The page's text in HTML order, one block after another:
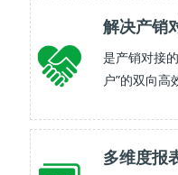
解决产销
是产销对接
户”的双向高
多维度报